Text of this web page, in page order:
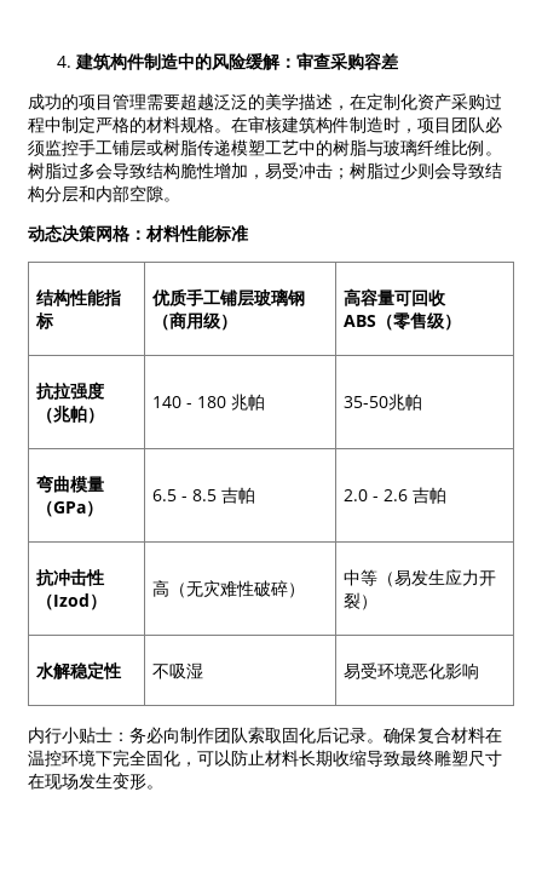
建筑构件制造中的风险缓解：审查采购容差
成功的项目管理需要超越泛泛的美学描述，在定制化资产采购过
程中制定严格的材料规格。在审核建筑构件制造时，项目团队必
须监控手工铺层或树脂传递模塑工艺中的树脂与玻璃纤维比例。
树脂过多会导致结构脆性增加，易受冲击；树脂过少则会导致结
构分层和内部空隙。
动态决策网格：材料性能标准
结构性能指
标
优质手工铺层玻璃钢
（商用级）
高容量可回收
ABS（零售级）
抗拉强度
（兆帕）
140 - 180 兆帕 35-50兆帕
弯曲模量
（GPa）
6.5 - 8.5 吉帕 2.0 - 2.6 吉帕
抗冲击性
（Izod）
高（无灾难性破碎）
中等（易发生应力开
裂）
水解稳定性 不吸湿 易受环境恶化影响
内行小贴士：务必向制作团队索取固化后记录。确保复合材料在
温控环境下完全固化，可以防止材料长期收缩导致最终雕塑尺寸
在现场发生变形。